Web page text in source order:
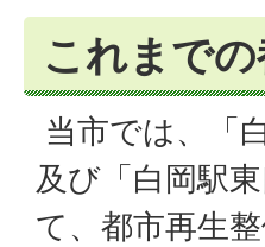
これまで
当市では、「
及び「白岡駅
て、都市再生